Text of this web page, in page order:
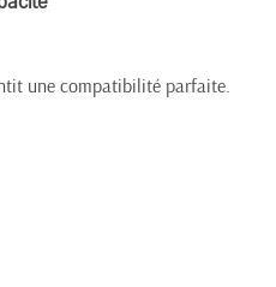
une compatibilité parfaite.